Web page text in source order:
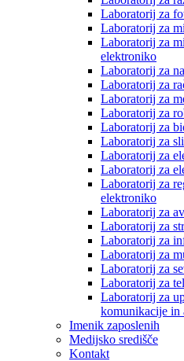
Laboratorij za
Laboratorij za
Laboratorij za
elektroniko
Laboratorij za
Laboratorij za
Laboratorij za
Laboratorij za
Laboratorij za
Laboratorij za
Laboratorij za
Laboratorij za
Laboratorij za
elektroniko
Laboratorij za
Laboratorij za
Laboratorij za
Laboratorij za
Laboratorij za
Laboratorij za
Laboratorij za
komunikacije in
Imenik zaposlenih
Medijsko središče
Kontakt